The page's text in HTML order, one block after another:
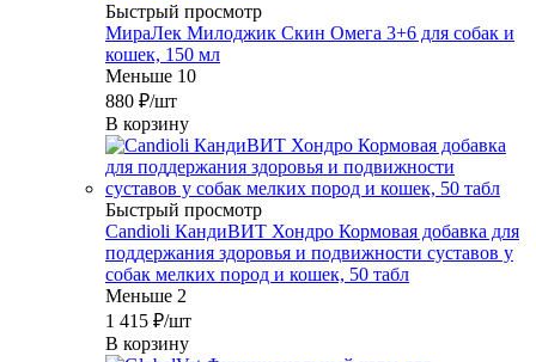
Быстрый просмотр
МираЛек Милоджик Скин Омега 3+6 для собак и
кошек, 150 мл
Меньше 10
880 ₽/шт
В корзину
Быстрый просмотр
Candioli КандиВИТ Хондро Кормовая добавка для
поддержания здоровья и подвижности суставов у
собак мелких пород и кошек, 50 табл
Меньше 2
1 415 ₽/шт
В корзину